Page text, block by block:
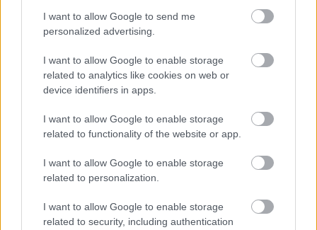
I want to allow Google to send me
personalized advertising.
I want to allow Google to enable storage
related to analytics like cookies on web or
device identifiers in apps.
I want to allow Google to enable storage
related to functionality of the website or app.
I want to allow Google to enable storage
related to personalization.
I want to allow Google to enable storage
related to security, including authentication
A szezon végére egy egészen kerek lezárást kap Jayce
megpróbálják kezelni a Hextech varázs-technológia
nemvárt következményeit, ahogy Jinx és Vi családi
drámája is, ami összefonódik más karakterek sorsával,
illetve a Piltover és Zaun közötti konfliktussal. Ennek
kapcsán elmondhatjuk, hogy néhányszor még feltűnik az
kérdéssel birkóznak, hogy vajon megmenthető-e Vi húga,
Powder, vagy a kaotikus és erőszakos Jinx teljesen
átvette a helyét. De ez a dilemma inkább csak
kiindulópontja a második szezon konfliktusainak,